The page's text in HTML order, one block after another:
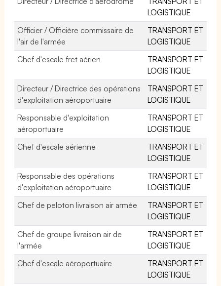
LOGISTIQUE
Officier / Officière commissaire de
l'air de l'armée
TRANSPORT ET
LOGISTIQUE
Chef d'escale fret aérien
TRANSPORT ET
LOGISTIQUE
Directeur / Directrice des opérations
d'exploitation aéroportuaire
TRANSPORT ET
LOGISTIQUE
Responsable d'exploitation
aéroportuaire
TRANSPORT ET
LOGISTIQUE
Chef d'escale aérienne
TRANSPORT ET
LOGISTIQUE
Responsable des opérations
d'exploitation aéroportuaire
TRANSPORT ET
LOGISTIQUE
Chef de peloton livraison air armée
TRANSPORT ET
LOGISTIQUE
Chef de groupe livraison air de
l'armée
TRANSPORT ET
LOGISTIQUE
Chef d'escale aéroportuaire
TRANSPORT ET
LOGISTIQUE